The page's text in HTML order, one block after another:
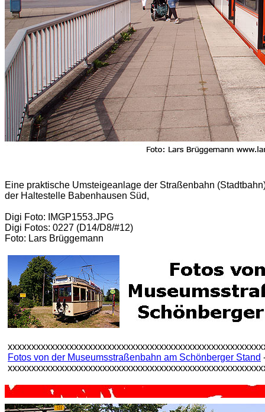
Eine praktische Umsteigeanlage der Straßenbahn
der Haltestelle Babenhausen Süd,
Digi Foto: IMGP1553.JPG
Digi Fotos: 0227 (D14/D8/#12)
Foto: Lars Brüggemann
Fotos von der Museumsstraßenbahn am Schönberger Stand